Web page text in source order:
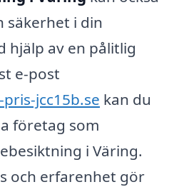
säkerhet i din
hjälp av en pålitlig
e-post
jcc15b.se kan du
företag som
i Väring.
och erfarenhet gör